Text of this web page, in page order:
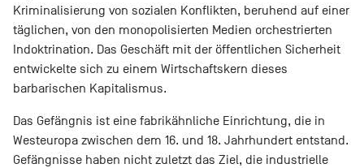
Kriminalisierung von sozialen Konflikten, beruhend auf einer
täglichen, von den monopolisierten Medien orchestrierten
Indoktrination. Das Geschäft mit der öffentlichen Sicherheit
entwickelte sich zu einem Wirtschaftskern dieses
barbarischen Kapitalismus.
Das Gefängnis ist eine fabrikähnliche Einrichtung, die in
Westeuropa zwischen dem 16. und 18. Jahrhundert entstand.
Gefängnisse haben nicht zuletzt das Ziel, die industrielle